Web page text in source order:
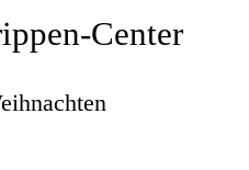
Center
ihnachten